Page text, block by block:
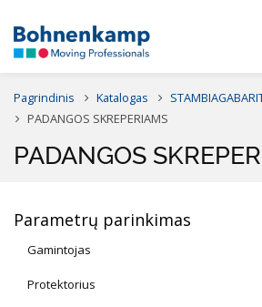
Pagrindinis Katalogas
PADANGOS SKREPERIAMS
PADANGOS
Parametrų parinkimas
Gamintojas
Protektorius